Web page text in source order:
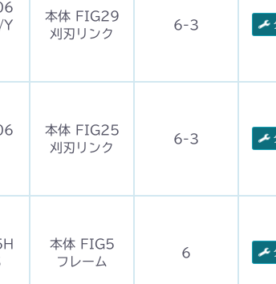
Y
本体 FIG29
刈刃リンク
6-3
本体 FIG25
刈刃リンク
6-3
本体 FIG5
フレーム
6